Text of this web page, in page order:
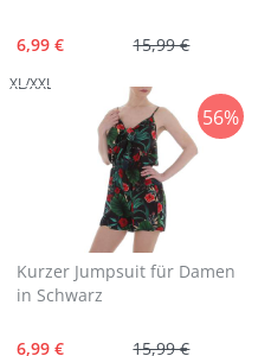
15,99 €
6,99 €
XL/XXL
56%
Kurzer Jumpsuit für Damen
in Schwarz
15,99 €
6,99 €